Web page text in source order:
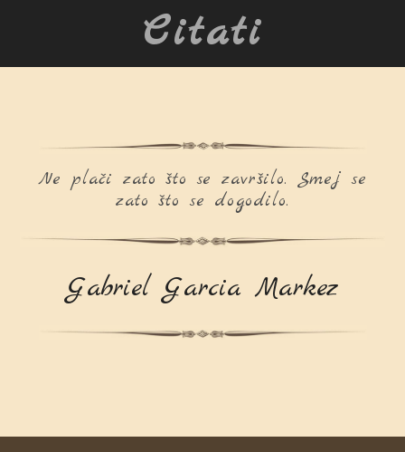
Citati
Ne plači zato što se završilo. Smej se
zato što se dogodilo.
Gabriel Garcia Markez